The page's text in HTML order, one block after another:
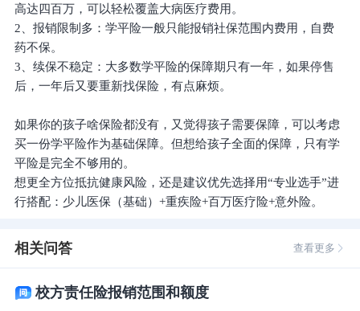
高达四百万，可以轻松覆盖大病医疗费用。
2、报销限制多：学平险一般只能报销社保范围内费用，自费
药不保。
3、续保不稳定：大多数学平险的保障期只有一年，如果停售
后，一年后又要重新找保险，有点麻烦。
如果你的孩子啥保险都没有，又觉得孩子需要保障，可以考虑
买一份学平险作为基础保障。但想给孩子全面的保障，只有学
平险是完全不够用的。
想更全方位抵抗健康风险，还是建议优先选择用“专业选手”进
行搭配：少儿医保（基础）+重疾险+百万医疗险+意外险。
相关问答 查看更多
校方责任险报销范围和额度